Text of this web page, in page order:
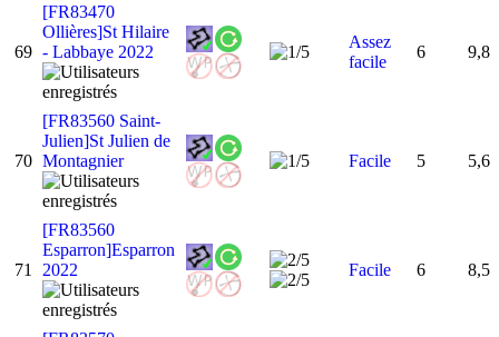
69
[FR83470
Ollières]St Hilaire
- Labbaye 2022
Assez
facile
6
70
[FR83560 Saint-
Julien]St Julien de
Montagnier
Facile 5
71
[FR83560
Esparron]Esparron
2022
Facile 6